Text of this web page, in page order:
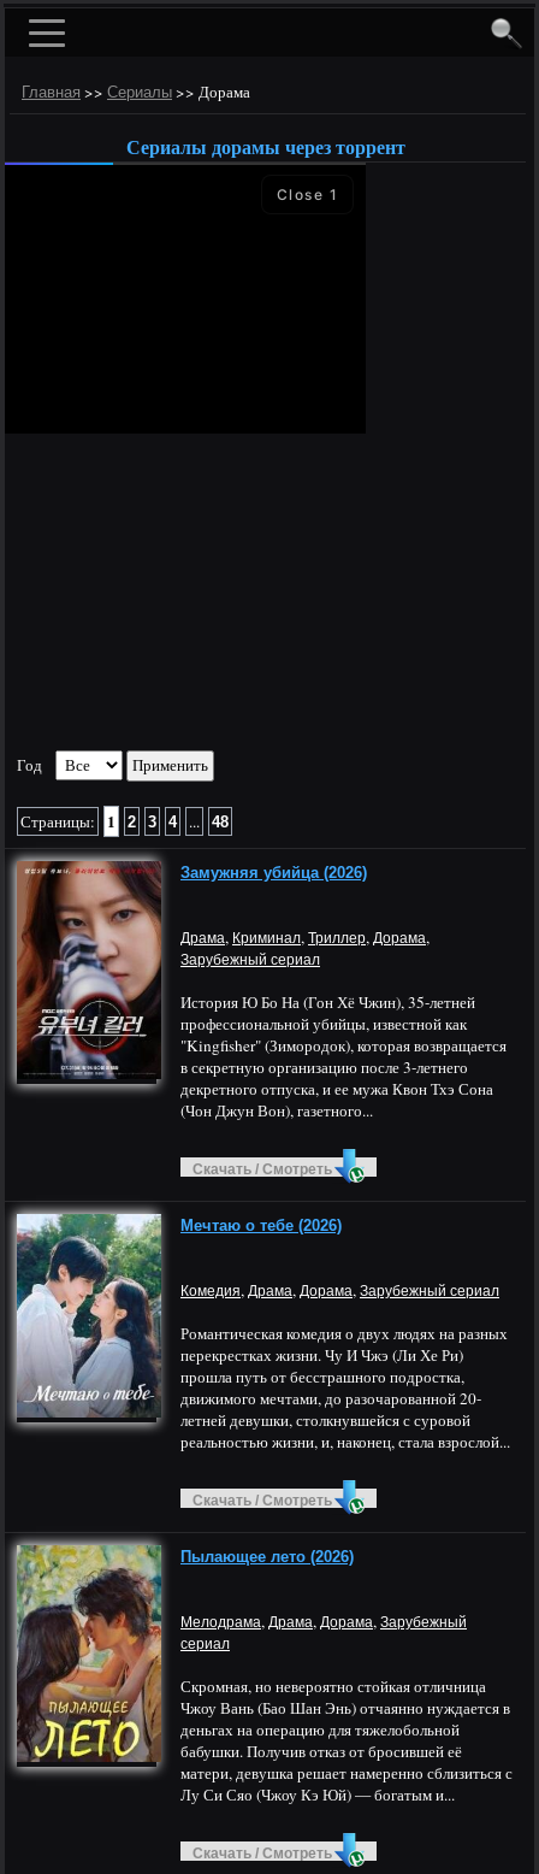
Главная >> Сериалы >> Дорама
Сериалы дорамы через торрент
Close 1
Год
Страницы: 1 2 3 4 ... 48
Замужняя убийца (2026)
Драма, Криминал, Триллер, Дорама,
Зарубежный сериал
История Ю Бо На (Гон Хё Чжин), 35-летней
профессиональной убийцы, известной как
"Kingfisher" (Зимородок), которая возвращается
в секретную организацию после 3-летнего
декретного отпуска, и ее мужа Квон Тхэ Сона
(Чон Джун Вон), газетного...
Скачать / Смотреть
Мечтаю о тебе (2026)
Комедия, Драма, Дорама, Зарубежный сериал
Романтическая комедия о двух людях на разных
перекрестках жизни. Чу И Чжэ (Ли Хе Ри)
прошла путь от бесстрашного подростка,
движимого мечтами, до разочарованной 20-
летней девушки, столкнувшейся с суровой
реальностью жизни, и, наконец, стала взрослой...
Скачать / Смотреть
Пылающее лето (2026)
Мелодрама, Драма, Дорама, Зарубежный
сериал
Скромная, но невероятно стойкая отличница
Чжоу Вань (Бао Шан Энь) отчаянно нуждается в
деньгах на операцию для тяжелобольной
бабушки. Получив отказ от бросившей её
матери, девушка решает намеренно сблизиться с
Лу Си Сяо (Чжоу Кэ Юй) — богатым и...
Скачать / Смотреть